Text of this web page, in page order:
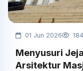
01 Jun 2026 184
Menyusuri
Arsitektur